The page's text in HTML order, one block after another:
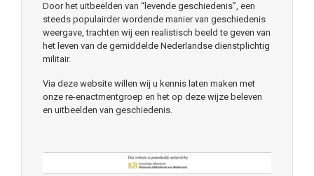
Door het uitbeelden van “levende geschiedenis”, een
steeds populairder wordende manier van geschiedenis
weergave, trachten wij een realistisch beeld te geven van
het leven van de gemiddelde Nederlandse dienstplichtig
militair.
Via deze website willen wij u kennis laten maken met
onze re-enactmentgroep en het op deze wijze beleven
en uitbeelden van geschiedenis.